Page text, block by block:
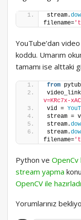
stream.
filename=
YouTube’dan
koddu. Umarım
tamamı ise alttaki
from
v=KRc7x-
vid =
stream =
stream.
stream.
filename=
Python ve OpenCv
stream yapma
OpenCV ile
Yorumlarınız